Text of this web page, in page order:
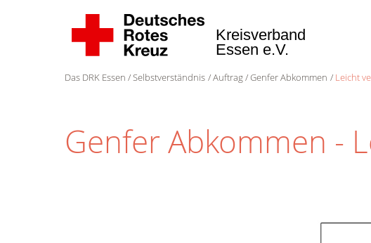
Kreisverband
Essen e.V.
Das DRK Essen Selbstverständnis Auftrag Genfer Abkommen Leicht
Genfer Abkommen -